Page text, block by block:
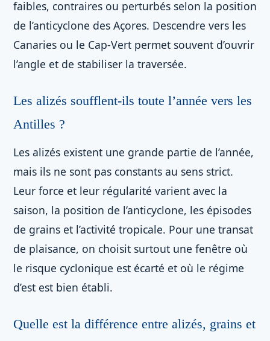
faibles, contraires ou perturbés selon la position
de l’anticyclone des Açores. Descendre vers les
Canaries ou le Cap-Vert permet souvent d’ouvrir
l’angle et de stabiliser la traversée.
Les alizés soufflent-ils toute l’année vers les
Antilles ?
Les alizés existent une grande partie de l’année,
mais ils ne sont pas constants au sens strict.
Leur force et leur régularité varient avec la
saison, la position de l’anticyclone, les épisodes
de grains et l’activité tropicale. Pour une transat
de plaisance, on choisit surtout une fenêtre où
le risque cyclonique est écarté et où le régime
d’est est bien établi.
Quelle est la différence entre alizés, grains et